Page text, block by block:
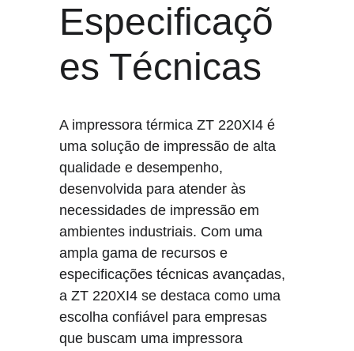
Especificaçõ
es Técnicas
A impressora térmica ZT 220XI4 é
uma solução de impressão de alta
qualidade e desempenho,
desenvolvida para atender às
necessidades de impressão em
ambientes industriais. Com uma
ampla gama de recursos e
especificações técnicas avançadas,
a ZT 220XI4 se destaca como uma
escolha confiável para empresas
que buscam uma impressora